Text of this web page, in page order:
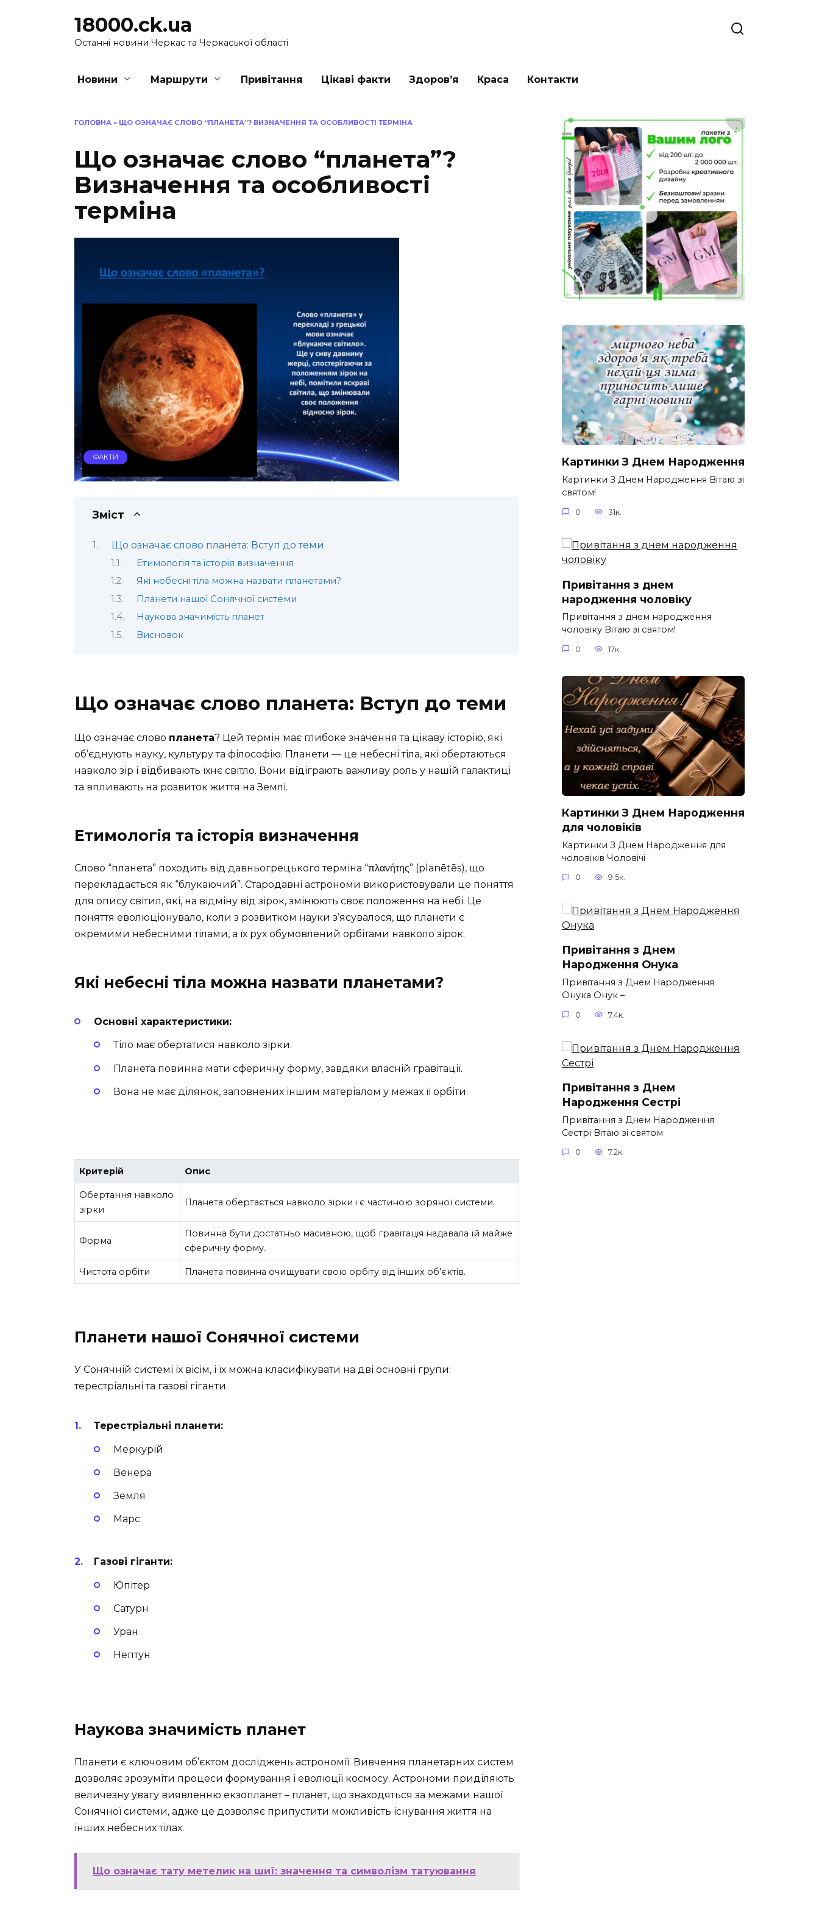
18000.ck.ua
Останні новини Черкас та Черкаської області
Новини Маршрути Привітання Цікаві факти Здоров’я Краса Контакти
ГОЛОВНА » ЩО ОЗНАЧАЄ СЛОВО “ПЛАНЕТА”? ВИЗНАЧЕННЯ ТА ОСОБЛИВОСТІ ТЕРМІНА
Що означає слово “планета”?
Визначення та особливості
терміна
ФАКТИ
Зміст
Що означає слово планета: Вступ до теми
Етимологія та історія визначення
Які небесні тіла можна назвати планетами?
Планети нашої Сонячної системи
Наукова значимість планет
Висновок
Що означає слово планета: Вступ до теми
Що означає слово планета? Цей термін має глибоке значення та цікаву історію, які
об’єднують науку, культуру та філософію. Планети — це небесні тіла, які обертаються
навколо зір і відбивають їхнє світло. Вони відіграють важливу роль у нашій галактиці
та впливають на розвиток життя на Землі.
Етимологія та історія визначення
Слово “планета” походить від давньогрецького терміна “πλανήτης” (planētēs), що
перекладається як “блукаючий”. Стародавні астрономи використовували це поняття
для опису світил, які, на відміну від зірок, змінюють своє положення на небі. Це
поняття еволюціонувало, коли з розвитком науки з’ясувалося, що планети є
окремими небесними тілами, а їх рух обумовлений орбітами навколо зірок.
Які небесні тіла можна назвати планетами?
Основні характеристики:
Тіло має обертатися навколо зірки.
Планета повинна мати сферичну форму, завдяки власній гравітації.
Вона не має ділянок, заповнених іншим матеріалом у межах її орбіти.
Критерій Опис
Обертання навколо
зірки
Планета обертається навколо зірки і є частиною зоряної системи.
Форма
Повинна бути достатньо масивною, щоб гравітація надавала їй майже
сферичну форму.
Чистота орбіти Планета повинна очищувати свою орбіту від інших об’єктів.
Планети нашої Сонячної системи
У Сонячній системі їх вісім, і їх можна класифікувати на дві основні групи:
терестріальні та газові гіганти.
Терестріальні планети:
Меркурій
Венера
Земля
Марс
Газові гіганти:
Юпітер
Сатурн
Уран
Нептун
Наукова значимість планет
Планети є ключовим об’єктом досліджень астрономії. Вивчення планетарних систем
дозволяє зрозуміти процеси формування і еволюції космосу. Астрономи приділяють
величезну увагу виявленню екзопланет – планет, що знаходяться за межами нашої
Сонячної системи, адже це дозволяє припустити можливість існування життя на
інших небесних тілах.
Що означає тату метелик на шиї: значення та символізм татуювання
Картинки З Днем Народження
Картинки З Днем Народження Вітаю зі
святом!
0 31к.
Привітання з днем
народження чоловіку
Привітання з днем народження
чоловіку Вітаю зі святом!
0 17к.
Картинки З Днем Народження
для чоловіків​
Картинки З Днем Народження для
чоловіків​ Чоловічі
0 9.5к.
Привітання з Днем
Народження Онука
Привітання з Днем Народження
Онука Онук –
0 7.4к.
Привітання з Днем
Народження Сестрі
Привітання з Днем Народження
Сестрі Вітаю зі святом
0 7.2к.